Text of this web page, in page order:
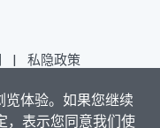
体验。如果您继续
，表示您同意我们使
| 私隐政策